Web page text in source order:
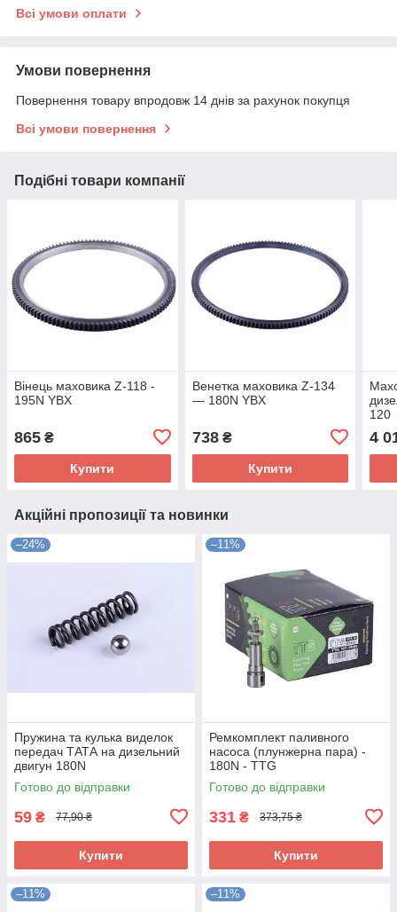
Всі умови оплати
Умови повернення
Повернення товару впродовж 14 днів за рахунок покупця
Всі умови повернення
Подібні товари компанії
Вінець маховика Z-118 -
195N YBX
865 ₴
Купити
Венетка маховика Z-134
— 180N YBX
738₴
Купити
120
4
Акційні пропозиції та новинки
–24%
Пружина та кулька виделок
передач ТАТА на дизельний
двигун 180N
Готово до відправки
59 ₴ 77,90 ₴
Купити
–11%
Ремкомплект паливного
насоса (плунжерна пара) -
180N - TTG
Готово до відправки
331 ₴ 373,75 ₴
Купити
–11% –11%